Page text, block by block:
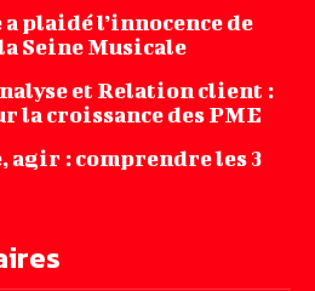
plaidé l’innocence de
Seine Musicale
et Relation client :
la croissance des PME
agir : comprendre les 3